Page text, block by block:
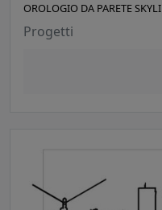
OROLOGIO DA PARETE
Progetti